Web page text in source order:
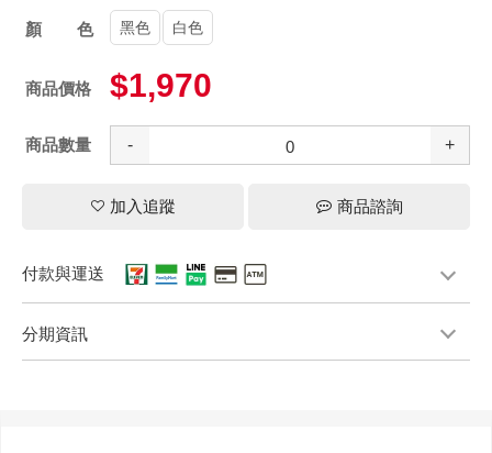
顏色黑色 白色
商品價格 $1,970
商品數量 - +
加入追蹤 商品諮詢
付款與運送
分期資訊